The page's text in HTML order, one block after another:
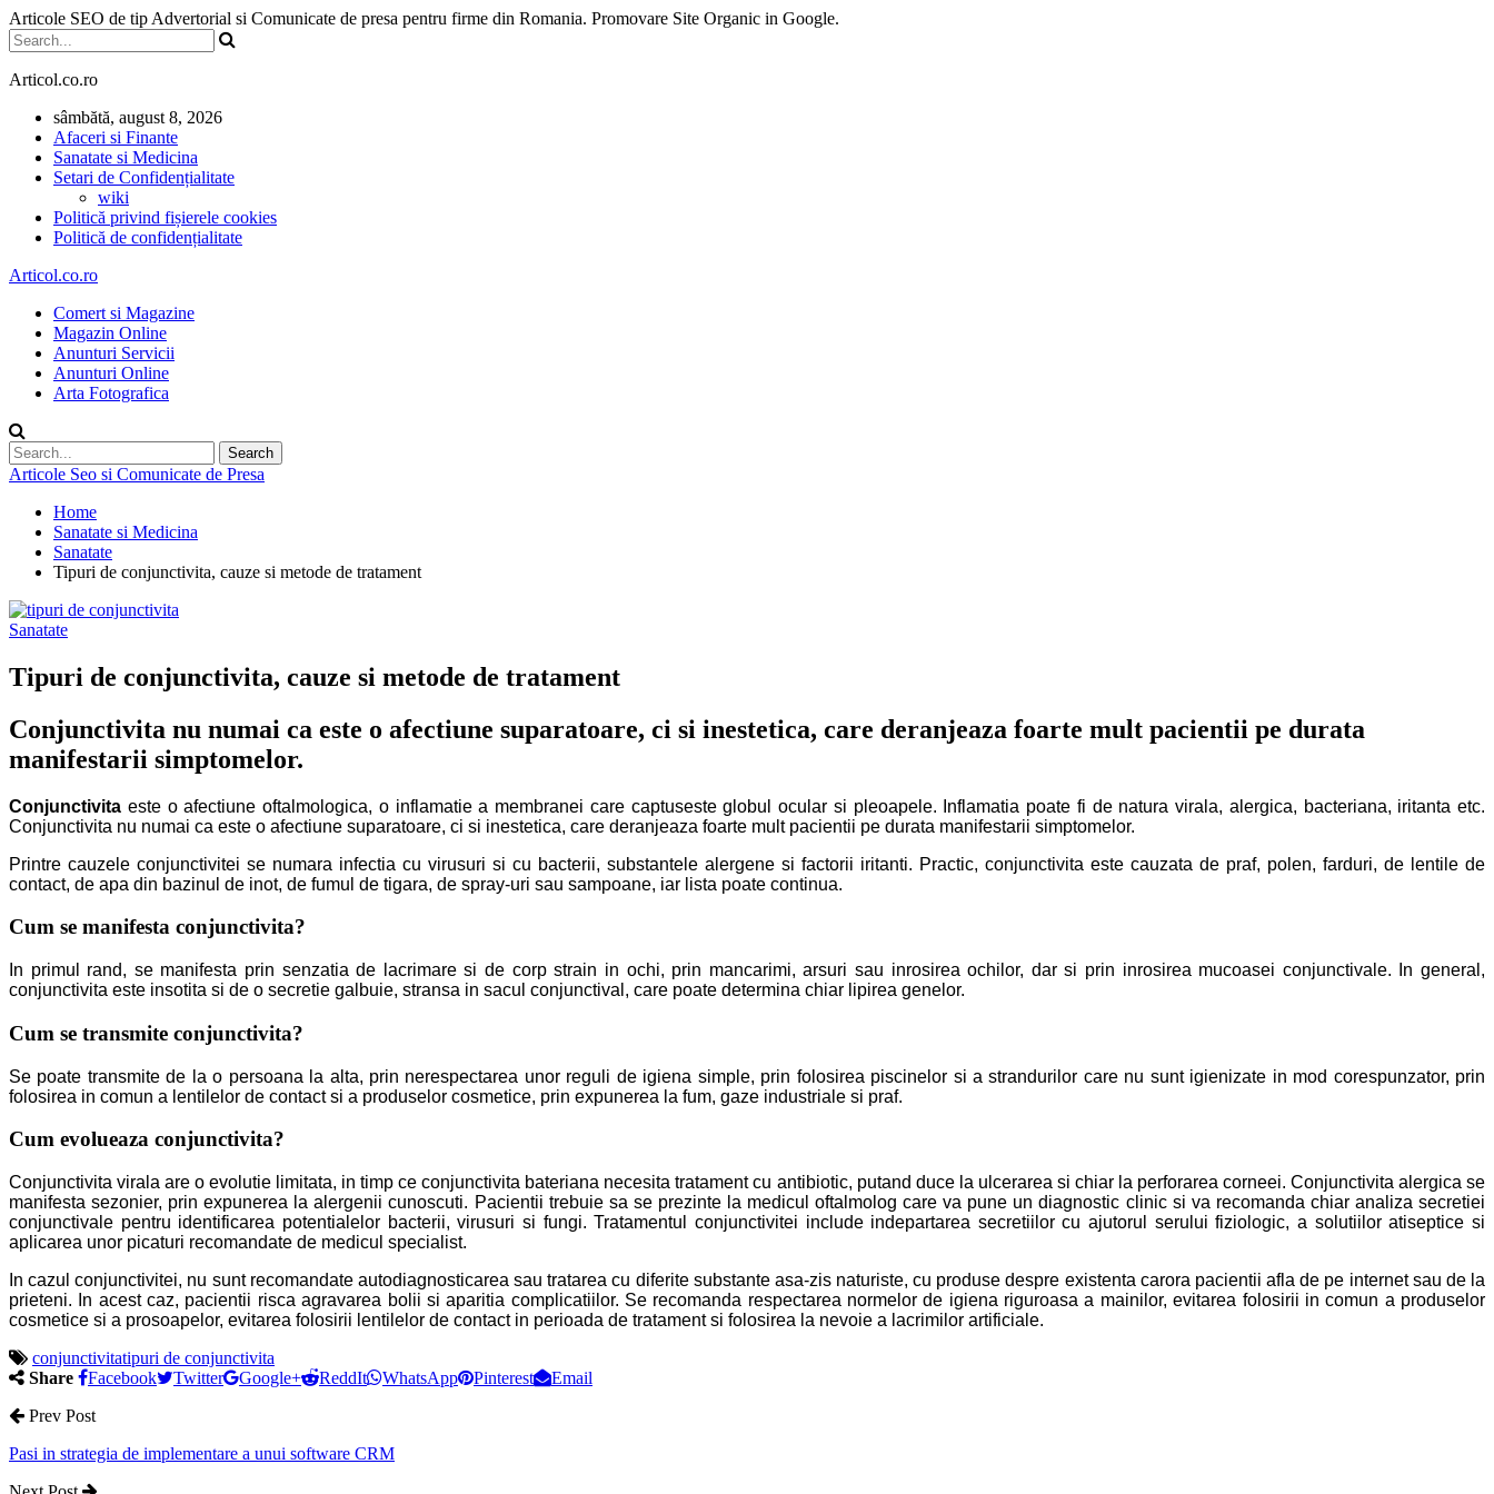
Articole SEO de tip Advertorial si Comunicate de presa pentru firme din Romania. Promovare Site Organic in Google.
Articol.co.ro
sâmbătă, august 8, 2026
Afaceri si Finante
Sanatate si Medicina
Setari de Confidențialitate
wiki
Politică privind fișierele cookies
Politică de confidențialitate
Articol.co.ro
Comert si Magazine
Magazin Online
Anunturi Servicii
Anunturi Online
Arta Fotografica
Articole Seo si Comunicate de Presa
Home
Sanatate si Medicina
Sanatate
Tipuri de conjunctivita, cauze si metode de tratament
Sanatate
Tipuri de conjunctivita, cauze si metode de tratament
Conjunctivita nu numai ca este o afectiune suparatoare, ci si inestetica, care deranjeaza foarte mult pacientii pe durata
manifestarii simptomelor.
Conjunctivita este o afectiune oftalmologica, o inflamatie a membranei care captuseste globul ocular si pleoapele. Inflamatia poate fi de natura virala, alergica, bacteriana, iritanta etc.
Conjunctivita nu numai ca este o afectiune suparatoare, ci si inestetica, care deranjeaza foarte mult pacientii pe durata manifestarii simptomelor.
Printre cauzele conjunctivitei se numara infectia cu virusuri si cu bacterii, substantele alergene si factorii iritanti. Practic, conjunctivita este cauzata de praf, polen, farduri, de lentile de
contact, de apa din bazinul de inot, de fumul de tigara, de spray-uri sau sampoane, iar lista poate continua.
Cum se manifesta conjunctivita?
In primul rand, se manifesta prin senzatia de lacrimare si de corp strain in ochi, prin mancarimi, arsuri sau inrosirea ochilor, dar si prin inrosirea mucoasei conjunctivale. In general,
conjunctivita este insotita si de o secretie galbuie, stransa in sacul conjunctival, care poate determina chiar lipirea genelor.
Cum se transmite conjunctivita?
Se poate transmite de la o persoana la alta, prin nerespectarea unor reguli de igiena simple, prin folosirea piscinelor si a strandurilor care nu sunt igienizate in mod corespunzator, prin
folosirea in comun a lentilelor de contact si a produselor cosmetice, prin expunerea la fum, gaze industriale si praf.
Cum evolueaza conjunctivita?
Conjunctivita virala are o evolutie limitata, in timp ce conjunctivita bateriana necesita tratament cu antibiotic, putand duce la ulcerarea si chiar la perforarea corneei. Conjunctivita alergica se
manifesta sezonier, prin expunerea la alergenii cunoscuti. Pacientii trebuie sa se prezinte la medicul oftalmolog care va pune un diagnostic clinic si va recomanda chiar analiza secretiei
conjunctivale pentru identificarea potentialelor bacterii, virusuri si fungi. Tratamentul conjunctivitei include indepartarea secretiilor cu ajutorul serului fiziologic, a solutiilor atiseptice si
aplicarea unor picaturi recomandate de medicul specialist.
In cazul conjunctivitei, nu sunt recomandate autodiagnosticarea sau tratarea cu diferite substante asa-zis naturiste, cu produse despre existenta carora pacientii afla de pe internet sau de la
prieteni. In acest caz, pacientii risca agravarea bolii si aparitia complicatiilor. Se recomanda respectarea normelor de igiena riguroasa a mainilor, evitarea folosirii in comun a produselor
cosmetice si a prosoapelor, evitarea folosirii lentilelor de contact in perioada de tratament si folosirea la nevoie a lacrimilor artificiale.
conjunctivitatipuri de conjunctivita
Share
Facebook Twitter Google+ ReddIt WhatsApp Pinterest
Email
Prev Post
Pasi in strategia de implementare a unui software CRM